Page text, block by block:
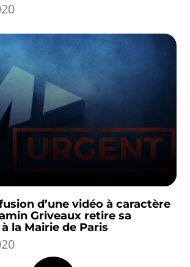
d’une vidéo à caractère
Griveaux retire sa
la Mairie de Paris